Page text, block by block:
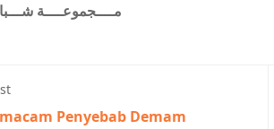
مــــجموعــــة
Penyebab Demam